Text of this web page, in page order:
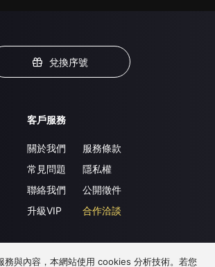
兌換序號
客戶服務
關於我們
常見問題
聯絡我們
升級VIP
服務條款
隱私權
公開徵件
合作洽談
務與內容，本網站使用 cookies 分析技術。若您